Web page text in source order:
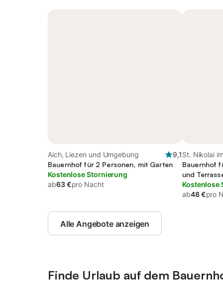
Aich, Liezen und Umgebung
9,1
Bauernhof für 2 Personen, mit Garten
Kostenlose Stornierung
ab63 €pro Nacht
St. Nikolai
Umgebung
Bauernhof
und
Kostenlose
ab48 €pro
Alle Angebote anzeigen
Finde Urlaub auf dem